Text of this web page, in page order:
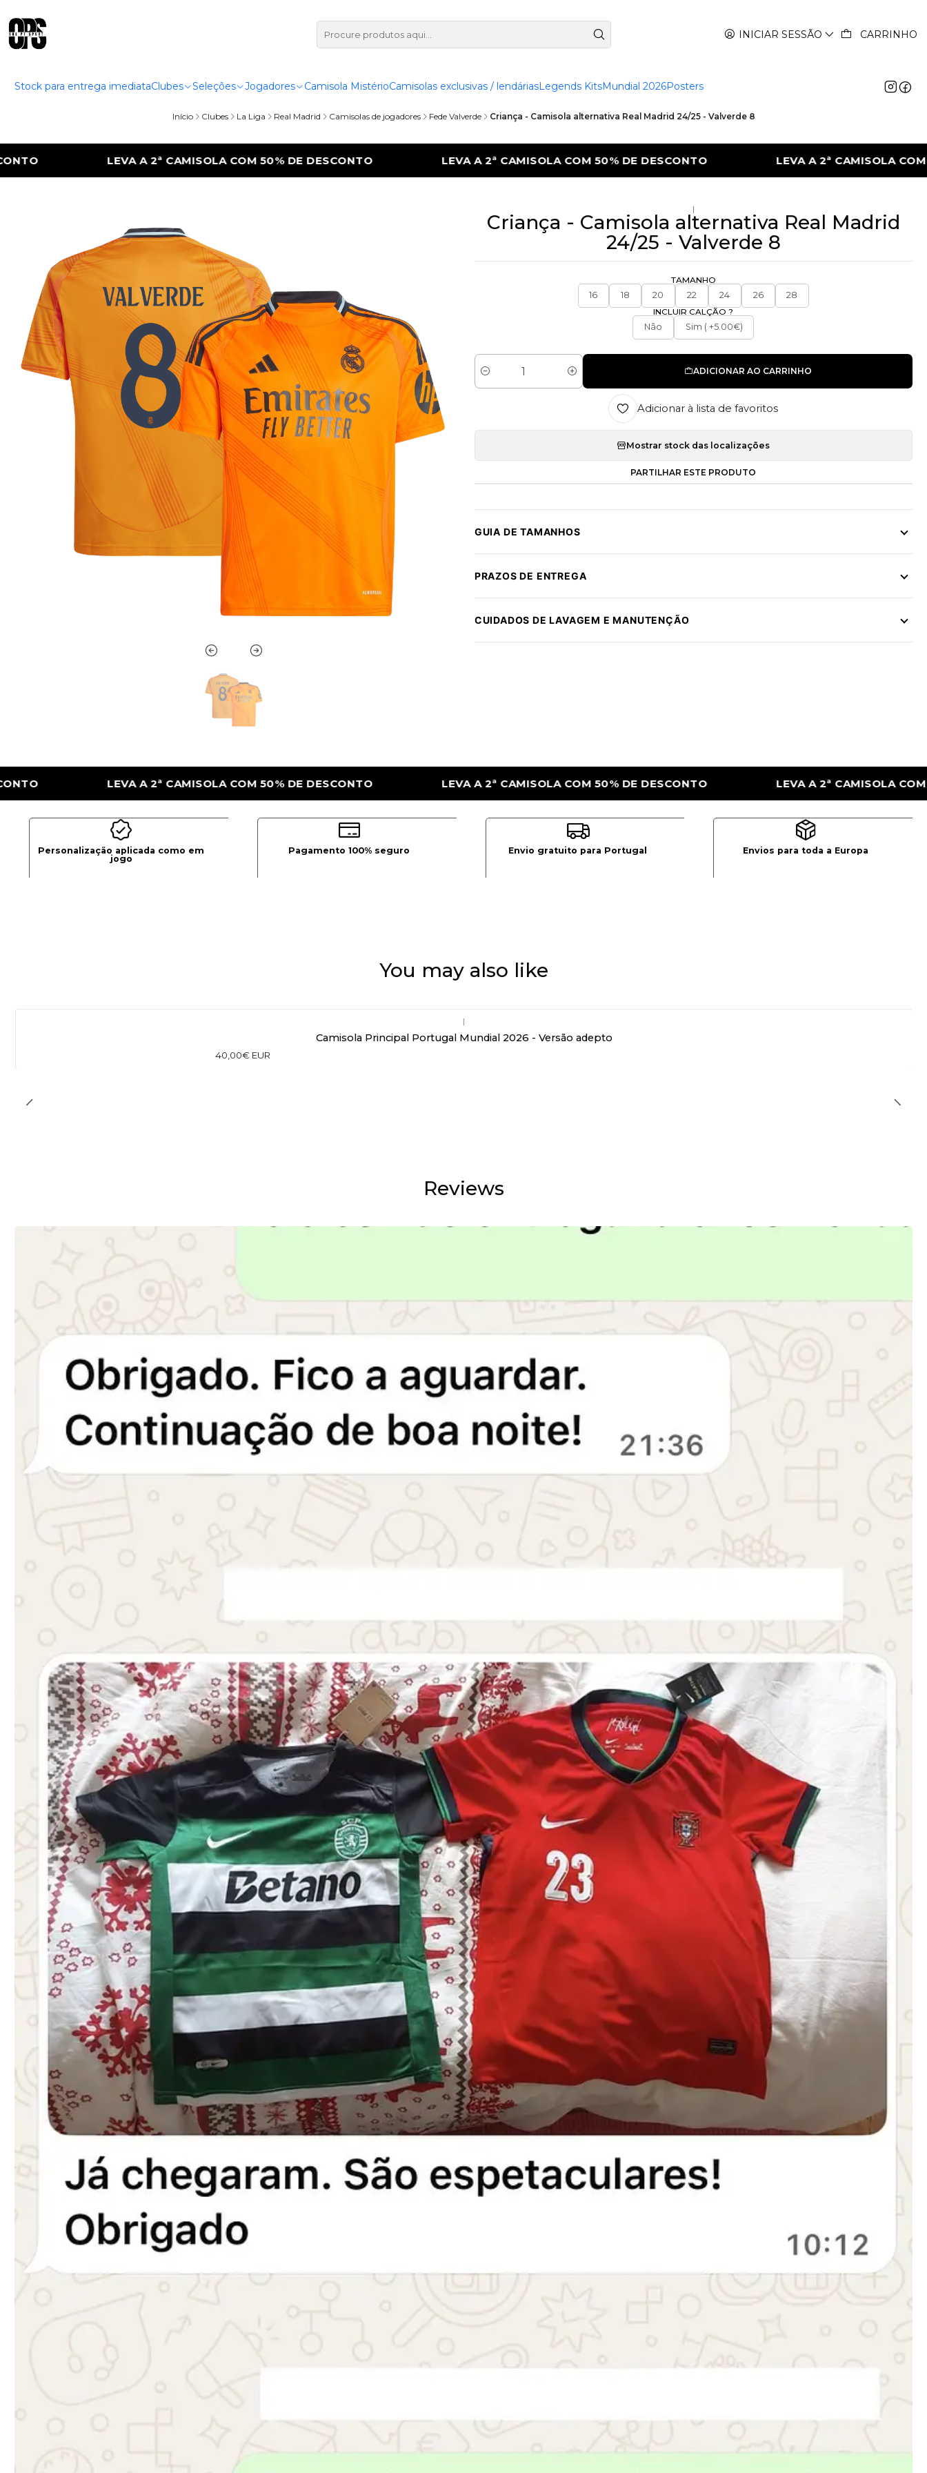
INICIAR SESSÃO CARRINHO
Stock para entrega imediataClubes Seleções Jogadores Camisola MistérioCamisolas exclusivas / lendáriasLegends KitsMundial 2026Posters
Início Clubes La Liga Real Madrid Camisolas de jogadores Fede Valverde Criança - Camisola alternativa Real Madrid 24/25 - Valverde 8
COM 50% DE DESCONTO LEVA A 2ª CAMISOLA COM 50% DE DESCONTO LEVA A 2ª CAMISOLA COM 50% DE DESCONTO
|
Criança - Camisola alternativa Real Madrid
24/25 - Valverde 8
TAMANHO
16
18 20 22 24 26
28
INCLUIR CALÇÃO ?
Não
Sim ( +5.00€)
Quantidade
ADICIONAR AO CARRINHO
Adicionar à lista de favoritos
Mostrar stock das localizações
PARTILHAR ESTE PRODUTO
GUIA DE TAMANHOS
PRAZOS DE ENTREGA
CUIDADOS DE LAVAGEM E MANUTENÇÃO
COM 50% DE DESCONTO LEVA A 2ª CAMISOLA COM 50% DE DESCONTO LEVA A 2ª CAMISOLA COM 50% DE DESCONTO
Personalização aplicada como em
jogo
Pagamento 100% seguro Envio gratuito para Portugal Envios para toda a Europa
You may also like
|
Camisola Principal Portugal Mundial 2026 - Versão adepto
40,00€ EUR
Reviews